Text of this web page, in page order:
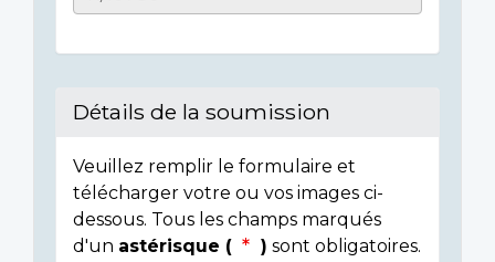
Détails de la soumission
Veuillez remplir le formulaire et
télécharger votre ou vos images ci-
dessous. Tous les champs marqués
d'un astérisque ( ) sont obligatoires.